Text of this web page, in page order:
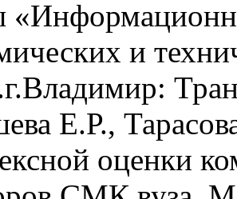
и
Е.Р.,
оценки